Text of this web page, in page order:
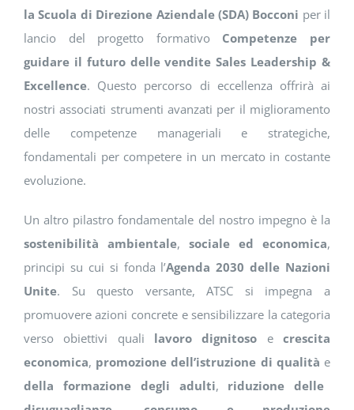
la Scuola di Direzione Aziendale (SDA) Bocconi per il
lancio del progetto formativo Competenze per
guidare il futuro delle vendite Sales Leadership &
Excellence. Questo percorso di eccellenza offrirà ai
nostri associati strumenti avanzati per il miglioramento
delle competenze manageriali e strategiche,
fondamentali per competere in un mercato in costante
evoluzione.
Un altro pilastro fondamentale del nostro impegno è la
sostenibilità ambientale, sociale ed economica,
principi su cui si fonda l’Agenda 2030 delle Nazioni
Unite. Su questo versante, ATSC si impegna a
promuovere azioni concrete e sensibilizzare la categoria
verso obiettivi quali lavoro dignitoso ecrescita
economica, promozione dell’istruzione di qualità e
della formazione degli adulti, riduzione delle